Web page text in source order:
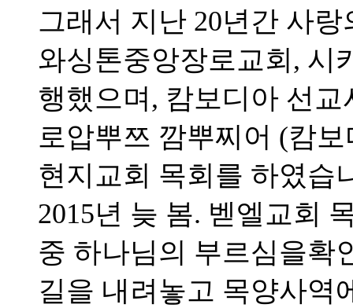
그래서 지난 20년간 사
와싱톤중앙장로교회, 시
행했으며, 캄보디아 선
로압뿌쯔 깜뿌찌어 (캄
현지교회 목회를 하였습
2015년 늦 봄. 벧엘교회
중 하나님의 부르심을확
길을 내려놓고 목양사역